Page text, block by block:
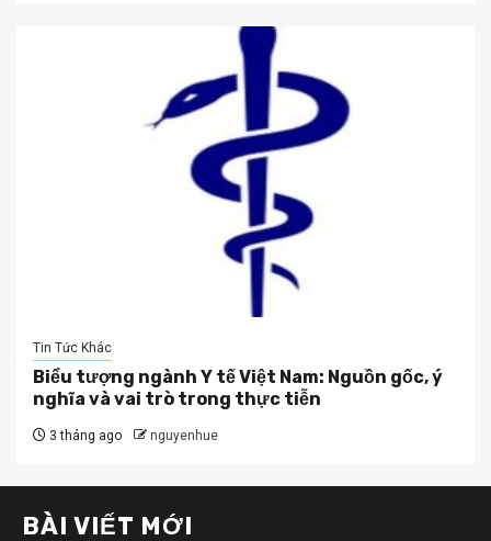
Tin Tức Khác
Biểu tượng ngành Y tế Việt Nam: Nguồn gốc, ý
nghĩa và vai trò trong thực tiễn
3 tháng ago nguyenhue
BÀI VIẾT MỚI